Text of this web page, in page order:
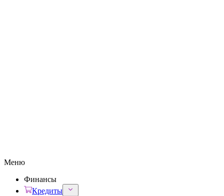
Меню
Финансы
Кредиты